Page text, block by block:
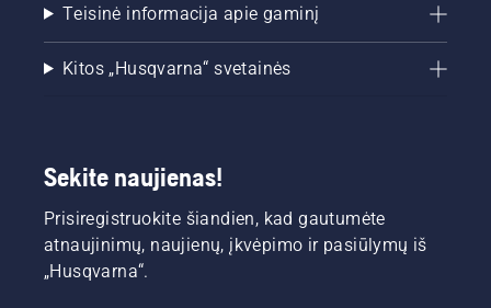
Teisinė informacija apie gaminį
Kitos „Husqvarna“ svetainės
Sekite naujienas!
Prisiregistruokite šiandien, kad gautumėte
atnaujinimų, naujienų, įkvėpimo ir pasiūlymų iš
„Husqvarna“.